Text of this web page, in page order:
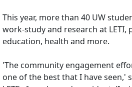
This year, more than 40 UW
work-study and research at LETI,
education, health and more.
'The community engagement
one of the best that I have seen,'